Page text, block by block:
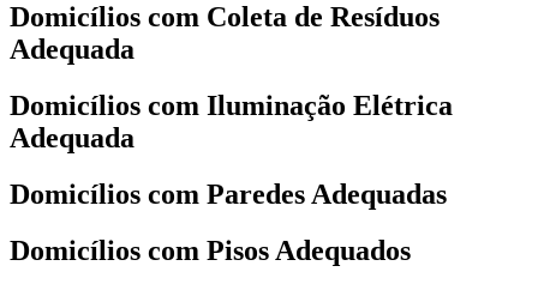
Domicílios com Coleta de Resíduos
Adequada
Domicílios com Iluminação Elétrica
Adequada
Domicílios com Paredes Adequadas
Domicílios com Pisos Adequados